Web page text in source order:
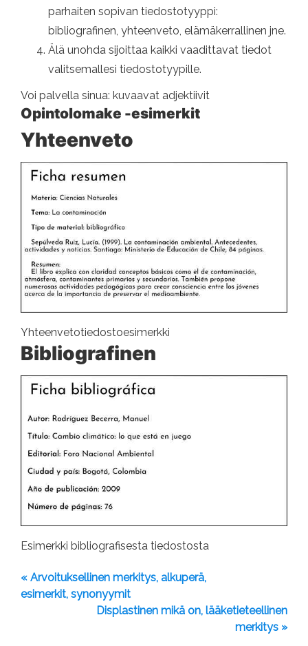
parhaiten sopivan tiedostotyyppi:
bibliografinen, yhteenveto, elämäkerrallinen jne.
Älä unohda sijoittaa kaikki vaadittavat tiedot
valitsemallesi tiedostotyypille.
Voi palvella sinua: kuvaavat adjektiivit
Opintolomake -esimerkit
Yhteenveto
Yhteenvetotiedostoesimerkki
Bibliografinen
Esimerkki bibliografisesta tiedostosta
« Arvoituksellinen merkitys, alkuperä,
esimerkit, synonyymit
Displastinen mikä on, lääketieteellinen
merkitys »